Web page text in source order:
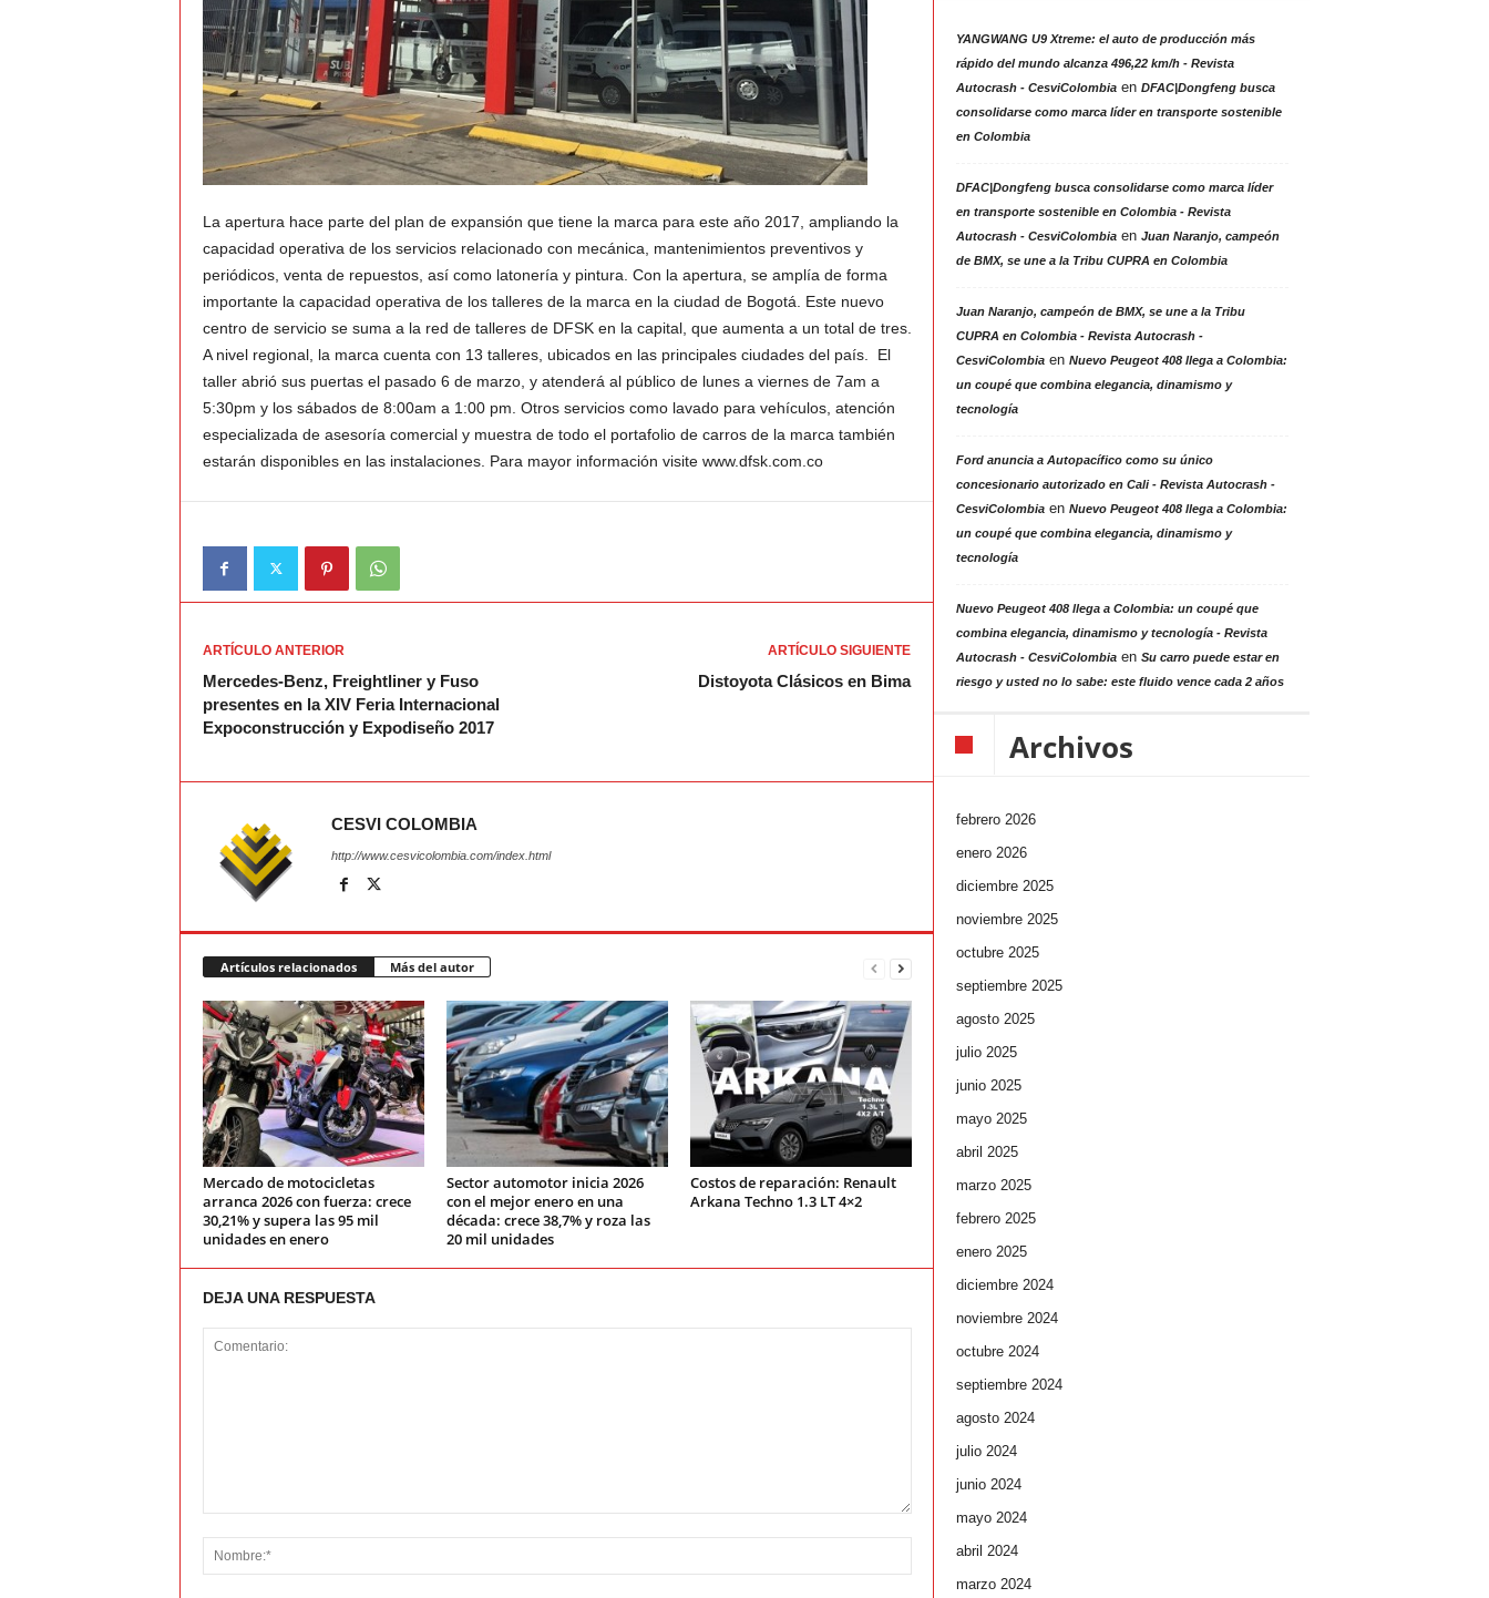
h
–
C
e
v
i
C
o
m
b
i
a
La apertura hace parte del plan de expansión que tiene la marca para este año 2017, ampliando la
capacidad operativa de los servicios relacionado con mecánica, mantenimientos preventivos y
periódicos, venta de repuestos, así como latonería y pintura. Con la apertura, se amplía de forma
importante la capacidad operativa de los talleres de la marca en la ciudad de Bogotá. Este nuevo
centro de servicio se suma a la red de talleres de DFSK en la capital, que aumenta a un total de tres.
A nivel regional, la marca cuenta con 13 talleres, ubicados en las principales ciudades del país. El
taller abrió sus puertas el pasado 6 de marzo, y atenderá al público de lunes a viernes de 7am a
5:30pm y los sábados de 8:00am a 1:00 pm. Otros servicios como lavado para vehículos, atención
especializada de asesoría comercial y muestra de todo el portafolio de carros de la marca también
estarán disponibles en las instalaciones. Para mayor información visite www.dfsk.com.co
ARTÍCULO ANTERIOR
Mercedes-Benz, Freightliner y Fuso
presentes en la XIV Feria Internacional
Expoconstrucción y Expodiseño 2017
ARTÍCULO SIGUIENTE
Distoyota Clásicos en Bima
CESVI COLOMBIA
http://www.cesvicolombia.com/index.html
Artículos relacionados Más del autor
Mercado de motocicletas
arranca 2026 con fuerza: crece
30,21% y supera las 95 mil
unidades en enero
Sector automotor inicia 2026
con el mejor enero en una
década: crece 38,7% y roza las
20 mil unidades
Costos de reparación: Renault
Arkana Techno 1.3 LT 4×2
DEJA UNA RESPUESTA
YANGWANG U9 Xtreme: el auto de producción más
rápido del mundo alcanza 496,22 km/h - Revista
Autocrash - CesviColombiaen DFAC|Dongfeng busca
consolidarse como marca líder en transporte sostenible
en Colombia
DFAC|Dongfeng busca consolidarse como marca líder
en transporte sostenible en Colombia - Revista
Autocrash - CesviColombiaen Juan Naranjo, campeón
de BMX, se une a la Tribu CUPRA en Colombia
Juan Naranjo, campeón de BMX, se une a la Tribu
CUPRA en Colombia - Revista Autocrash -
CesviColombiaen Nuevo Peugeot 408 llega a Colombia:
un coupé que combina elegancia, dinamismo y
tecnología
Ford anuncia a Autopacífico como su único
concesionario autorizado en Cali - Revista Autocrash -
CesviColombiaen Nuevo Peugeot 408 llega a Colombia:
un coupé que combina elegancia, dinamismo y
tecnología
Nuevo Peugeot 408 llega a Colombia: un coupé que
combina elegancia, dinamismo y tecnología - Revista
Autocrash - CesviColombiaen Su carro puede estar en
riesgo y usted no lo sabe: este fluido vence cada 2 años
Archivos
febrero 2026
enero 2026
diciembre 2025
noviembre 2025
octubre 2025
septiembre 2025
agosto 2025
julio 2025
junio 2025
mayo 2025
abril 2025
marzo 2025
febrero 2025
enero 2025
diciembre 2024
noviembre 2024
octubre 2024
septiembre 2024
agosto 2024
julio 2024
junio 2024
mayo 2024
abril 2024
marzo 2024